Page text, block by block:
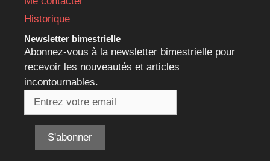
Historique
Newsletter bimestrielle
Abonnez-vous à la newsletter bimestrielle pour
recevoir les nouveautés et articles
incontournables.